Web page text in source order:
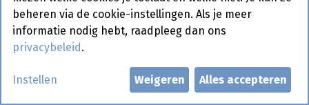
Appelsap Varesa Brik 1 L
Bestelartikel
beheren via de cookie-instellingen. Als je meer
informatie nodig hebt, raadpleeg dan ons
privacybeleid .
Instellen Weigeren Alles accepteren